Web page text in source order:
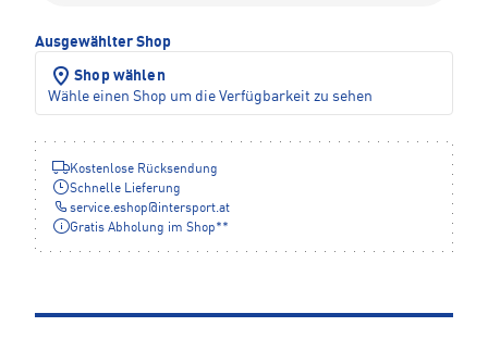
Ausgewählter Shop
Shop wählen
Wähle einen Shop um die Verfügbarkeit zu sehen
Kostenlose Rücksendung
Schnelle Lieferung
service.eshop@ intersport.at
Gratis Abholung im Shop**